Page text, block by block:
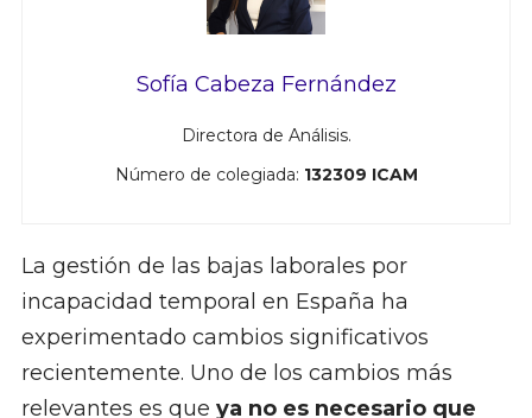
Sofía Cabeza Fernández
Directora de Análisis.
Número de colegiada: 132309 ICAM
La gestión de las bajas laborales por
incapacidad temporal en España ha
experimentado cambios significativos
recientemente. Uno de los cambios más
relevantes es que ya no es necesario que